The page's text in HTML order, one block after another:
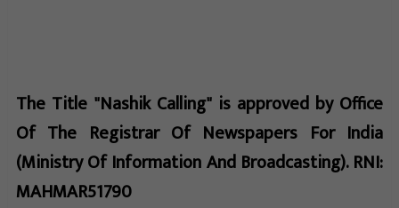
The Title "Nashik Calling" is approved by Office
Of The Registrar Of Newspapers For India
(Ministry Of Information And Broadcasting). RNI:
MAHMAR51790